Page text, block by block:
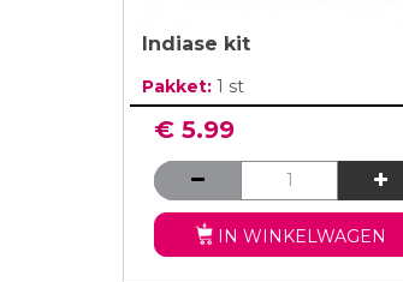
Indiase kit
Pakket: 1 st
€ 5.99
IN WINKELWAGEN